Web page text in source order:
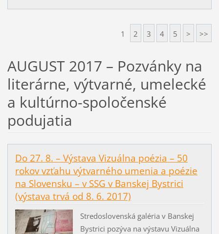
1 2 3 4 5 > >>
AUGUST 2017 – Pozvánky na
literárne, výtvarné, umelecké
a kultúrno-spoločenské
podujatia
Do 27. 8. – Výstava Vizuálna poézia – 50
rokov vzťahu výtvarného umenia a poézie
na Slovensku – v SSG v Banskej Bystrici
(výstava trvá od 8. 6. 2017)
Stredoslovenská galéria v Banskej
Bystrici pozýva na výstavu Vizuálna